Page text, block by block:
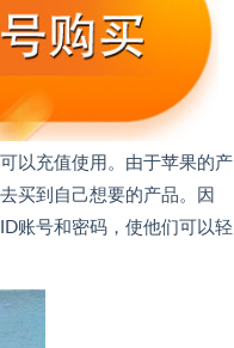
以充值使用。由于苹果的产
买到自己想要的产品。因
账号和密码，使他们可以轻